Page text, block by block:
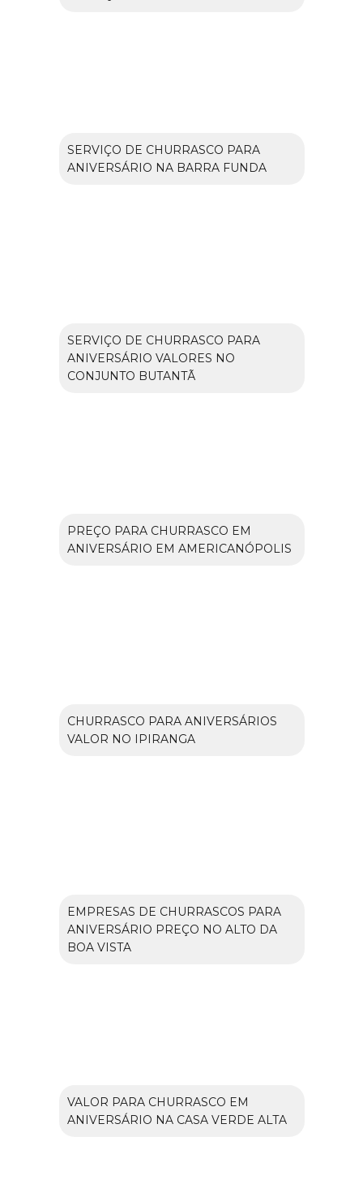
SERVIÇO DE CHURRASCO PARA
ANIVERSÁRIO NA BARRA FUNDA
SERVIÇO DE CHURRASCO PARA
ANIVERSÁRIO VALORES NO
CONJUNTO BUTANTÃ
PREÇO PARA CHURRASCO EM
ANIVERSÁRIO EM AMERICANÓPOLIS
CHURRASCO PARA ANIVERSÁRIOS
VALOR NO IPIRANGA
EMPRESAS DE CHURRASCOS PARA
ANIVERSÁRIO PREÇO NO ALTO DA
BOA VISTA
VALOR PARA CHURRASCO EM
ANIVERSÁRIO NA CASA VERDE ALTA